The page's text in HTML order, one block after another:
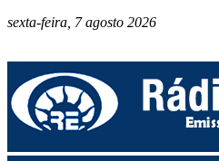
sexta-feira, 7 agosto 2026